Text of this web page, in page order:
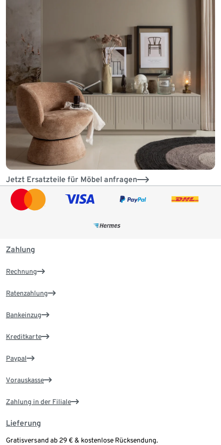
Jetzt Ersatzteile für Möbel anfragen
Zahlung
Rechnung
Ratenzahlung
Bankeinzug
Kreditkarte
Paypal
Vorauskasse
Zahlung in der Filiale
Lieferung
Gratisversand ab 29 € & kostenlose Rücksendung.